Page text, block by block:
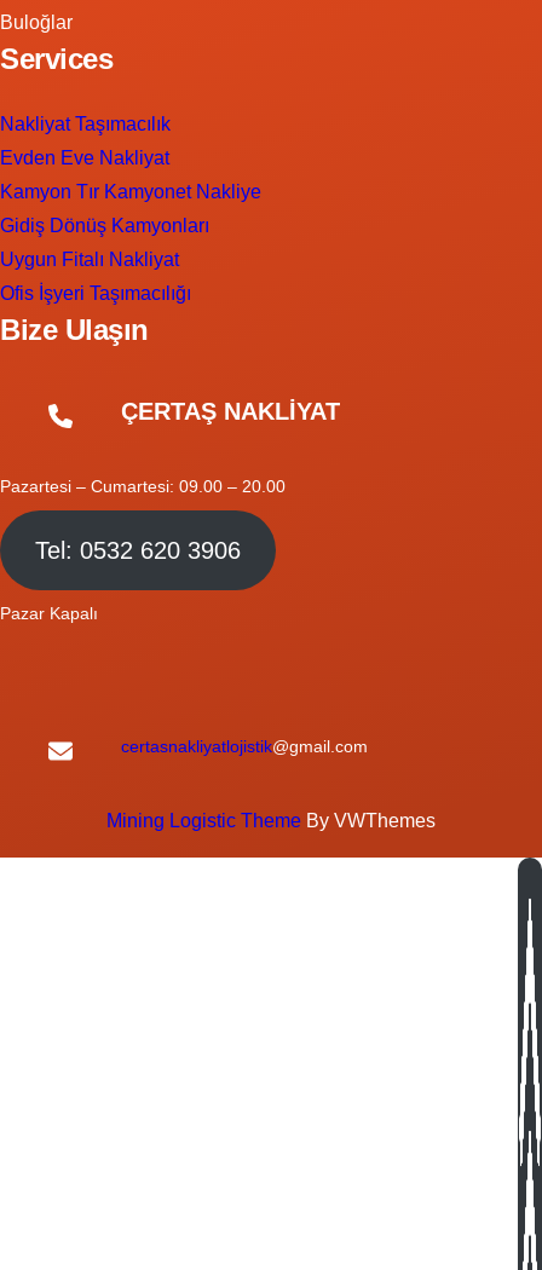
Buloğlar
Services
Nakliyat Taşımacılık
Evden Eve Nakliyat
Kamyon Tır Kamyonet Nakliye
Gidiş Dönüş Kamyonları
Uygun Fitalı Nakliyat
Ofis İşyeri Taşımacılığı
Bize Ulaşın
ÇERTAŞ NAKLİYAT
Pazartesi – Cumartesi: 09.00 – 20.00
Tel: 0532 620 3906
Pazar Kapalı
certasnakliyatlojistik@gmail.com
Mining Logistic Theme By VWThemes